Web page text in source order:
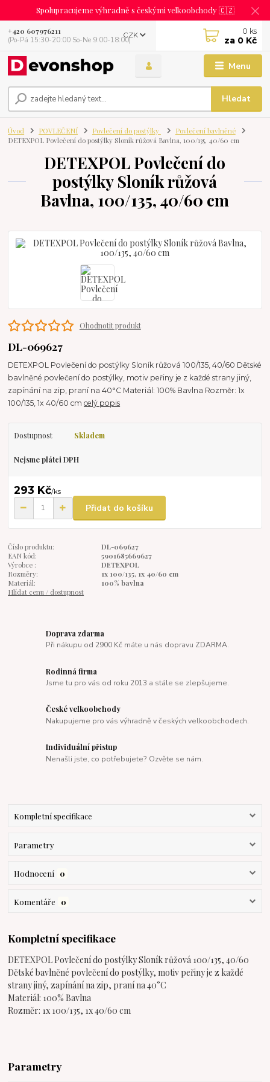
Spolupracujeme výhradně s českými velkoobchody 🇨🇿
Menu
CZK
Hledat
+420 607976211
(Po-Pá 15:30-20:00 So-Ne 9:00-18:00)
0 ks
za 0 Kč
Úvod POVLEČENÍ Povlečení do postýlky
Povlečení bavlněné
DETEXPOL Povlečení do postýlky Sloník růžová Bavlna, 100/135, 40/60 cm
DETEXPOL Povlečení do
postýlky Sloník růžová
Bavlna, 100/135, 40/60 cm
Ohodnotit produkt
DL-069627
DETEXPOL Povlečení do postýlky Sloník růžová 100/135, 40/60 Dětské
bavlněné povlečení do postýlky, motiv peřiny je z každé strany jiný,
zapínání na zip, praní na 40°C Materiál: 100% Bavlna Rozměr: 1x
100/135, 1x 40/60 cmcelý popis
Dostupnost Skladem
Nejsme plátci DPH
293 Kč/ks
Přidat do košíku
Číslo produktu:
DL-069627
EAN kód:
5901685669627
Výrobce :
DETEXPOL
Rozměry:
1x 100/135, 1x 40/60 cm
Materiál:
100% bavlna
Hlídat cenu / dostupnost
Doprava zdarma
Při nákupu od 2900 Kč máte u nás dopravu ZDARMA.
Rodinná firma
Jsme tu pro vás od roku 2013 a stále se zlepšujeme.
České velkoobchody
Nakupujeme pro vás výhradně v českých velkoobchodech.
Individuální přistup
Nenašli jste, co potřebujete? Ozvěte se nám.
Kompletní specifikace
Parametry
Hodnocení 0
Komentáře 0
Kompletní specifikace
DETEXPOL Povlečení do postýlky Sloník růžová 100/135, 40/60
Dětské bavlněné povlečení do postýlky, motiv peřiny je z každé
strany jiný, zapínání na zip, praní na 40°C
Materiál: 100% Bavlna
Rozměr: 1x 100/135, 1x 40/60 cm
Parametry